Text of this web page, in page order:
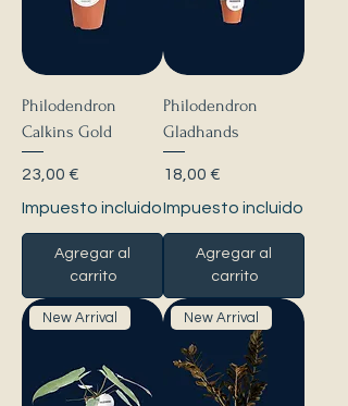
Philodendron
Calkins Gold
Precio
23,00 €
Impuesto incluido
Agregar al
carrito
Philodendron
Gladhands
Precio
18,00 €
Impuesto incluido
Agregar al
carrito
New Arrival New Arrival